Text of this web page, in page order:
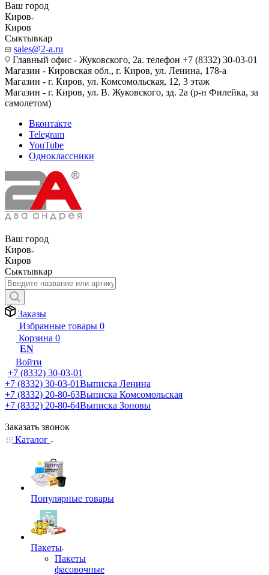
Ваш город
Киров
Киров
Сыктывкар
sales@2-a.ru
Главный офис - Жуковского, 2а. телефон +7 (8332) 30-03-01
Магазин - Кировская обл., г. Киров, ул. Ленина, 178-а
Магазин - г. Киров, ул. Комсомольская, 12, 3 этаж
Магазин - г. Киров, ул. В. Жуковского, зд. 2а (р-н Филейка, за
самолетом)
Вконтакте
Telegram
YouTube
Одноклассники
Ваш город
Киров
Киров
Сыктывкар
Заказы
Избранные товары 0
Корзина 0
EN
Войти
+7 (8332) 30-03-01
+7 (8332) 30-03-01Выписка Ленина
+7 (8332) 20-80-63Выписка Комсомольская
+7 (8332) 20-80-64Выписка Зоновы
Заказать звонок
Каталог
Популярные товары
Пакеты
Пакеты
фасовочные